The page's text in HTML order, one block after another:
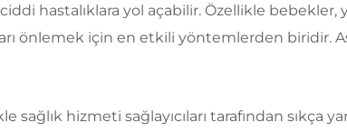
hastalıklara yol açabilir. Özellikle bebekler,
önlemek için en etkili yöntemlerden biridir.
sağlık hizmeti sağlayıcıları tarafından sıkça